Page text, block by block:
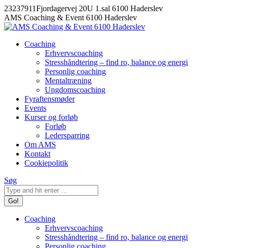
Skip
to
content
23237911Fjordagervej 20U 1.sal 6100 Haderslev
Facebook
AMS Coaching & Event 6100 Haderslev
Coaching
Erhvervscoaching
Stresshåndtering – find ro, balance og energi
Personlig coaching
Mentaltræning
Ungdomscoaching
Fyraftensmøder
Events
Kurser og forløb
Forløb
Ledersparring
Om AMS
Kontakt
Cookiepolitik
Search:
Søg
Coaching
Erhvervscoaching
Stresshåndtering – find ro, balance og energi
Personlig coaching